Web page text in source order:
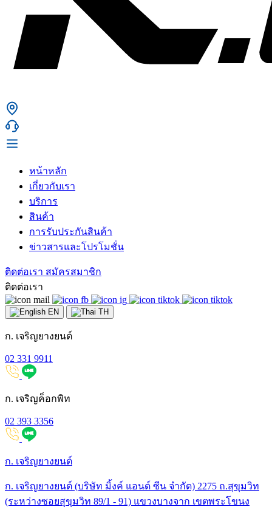
หน้าหลัก
เกี่ยวกับเรา
บริการ
สินค้า
การรับประกันสินค้า
ข่าวสารและโปรโมชั่น
ติดต่อเรา สมัครสมาชิก
ติดต่อเรา
EN TH
ก. เจริญยางยนต์
02 331 9911
ก. เจริญค็อกพิท
02 393 3356
ก. เจริญยางยนต์
ก. เจริญยางยนต์ (บริษัท มิ้งค์ แอนด์ ซีน จำกัด) 2275 ถ.สุขุมวิท
(ระหว่างซอยสุขุมวิท 89/1 - 91) แขวงบางจาก เขตพระโขนง